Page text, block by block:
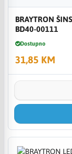
BRAYTRON
BD40-00111
Dostupno
31,85 KM